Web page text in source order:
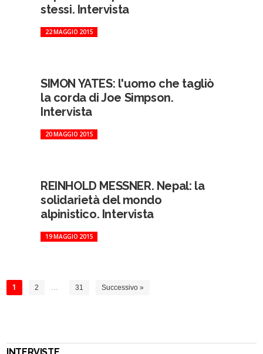
stessi. Intervista
22 MAGGIO 2015
SIMON YATES: l'uomo che tagliò
la corda di Joe Simpson.
Intervista
20 MAGGIO 2015
REINHOLD MESSNER. Nepal: la
solidarietà del mondo
alpinistico. Intervista
19 MAGGIO 2015
1 2 … 31 Successivo »